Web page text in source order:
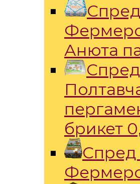
Спред
Анюта
Спред
брикет
Спред